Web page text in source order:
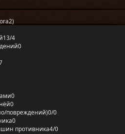
13/4
0
0
0
повреждений)0/0
0
противника4/0